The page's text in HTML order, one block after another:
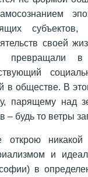
своей
превращали в
в обществе. В
парящему над
– будь то ветры
открою
и
в